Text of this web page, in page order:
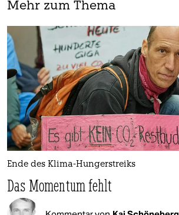
Mehr zum Thema
Ende des Klima-Hungerstreiks
Das Momentum fehlt